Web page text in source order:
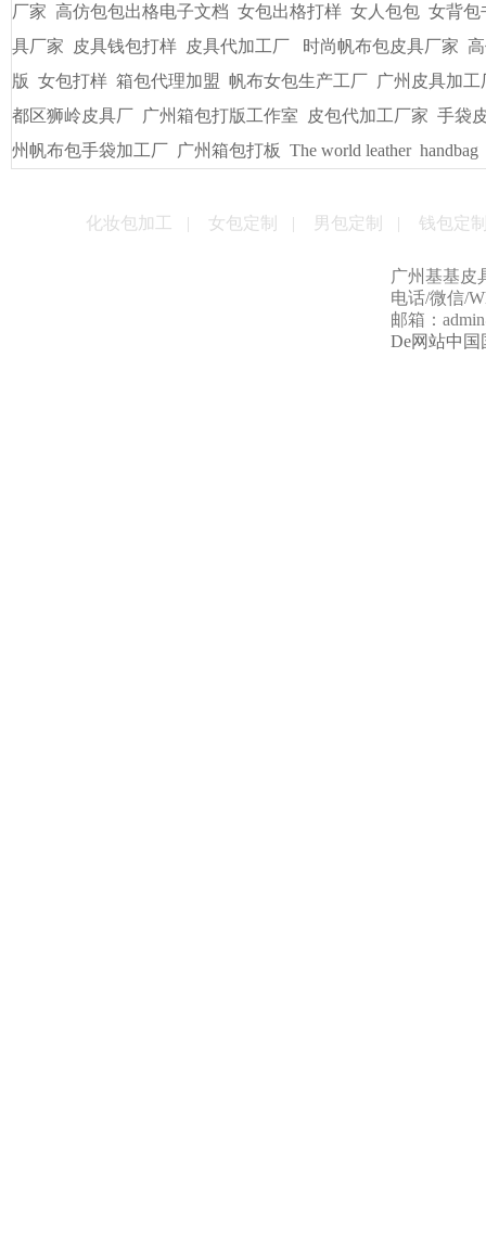
厂家 高仿包包出格电子文档 女包出格打样 女人包包 女背包
具厂家
皮具钱包打样 皮具代加工厂 时尚帆布包皮具厂家
版 女包打样 箱包代理加盟 帆布女包生产工厂 广州皮具加工
都区狮岭皮具厂 广州箱包打版工作室 皮包代加工厂家 手袋
州帆布包手袋加工厂 广州箱包打板 The world leather handbag
化妆包加工 | 女包定制 | 男包定制 | 钱包定
广州基基皮
电话/微信/
邮箱：
De网站中国